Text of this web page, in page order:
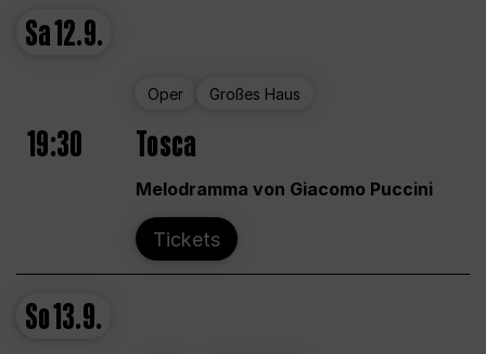
Sa12.9.
Oper Großes Haus
19:30 Tosca
Melodramma von Giacomo Puccini
Tickets
So13.9.